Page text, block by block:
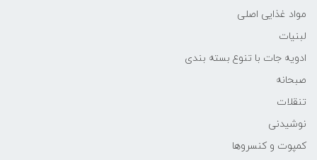
مواد غذایی اصلی
لبنیات
ادویه جات با تنوع بسته بندی
صبحانه
تنقلات
نوشیدنی
کمپوت و کنسروها